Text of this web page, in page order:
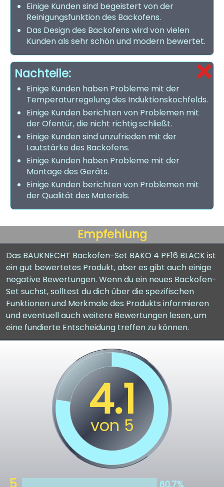
Einige Kunden sind begeistert von der
Reinigungsfunktion des Backofens.
Das Design des Backofens wird von vielen
Kunden als sehr schön und modern bewertet.
Nachteile:
Einige Kunden haben Probleme mit der
Temperaturregelung des Induktionskochfelds.
Einige Kunden berichten von Problemen mit
der Ofentür, die nicht richtig schließt.
Einige Kunden sind unzufrieden mit der
Lautstärke des Backofens.
Einige Kunden haben Probleme mit der
Montage des Geräts.
Einige Kunden berichten von Problemen mit
der Qualität des Materials.
Empfehlung
Das BAUKNECHT Backofen-Set BAKO 4 PF16 BLACK ist
ein gut bewertetes Produkt, aber es gibt auch einige
negative Bewertungen. Wenn du ein neues Backofen-
Set suchst, solltest du dich über die spezifischen
Funktionen und Merkmale des Produkts informieren
und eventuell auch weitere Bewertungen lesen, um
eine fundierte Entscheidung treffen zu können.